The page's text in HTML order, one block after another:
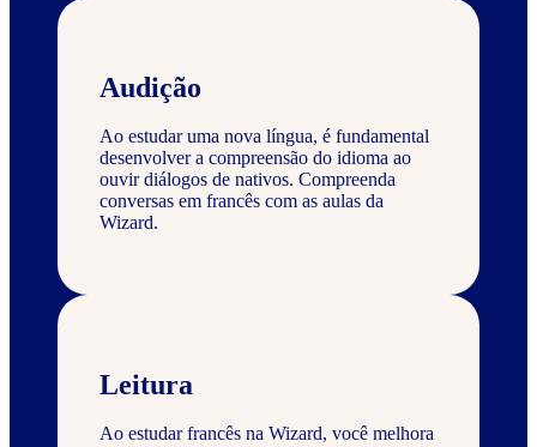
Audição
Ao estudar uma nova língua, é fundamental
desenvolver a compreensão do idioma ao
ouvir diálogos de nativos. Compreenda
conversas em francês com as aulas da
Wizard.
Leitura
Ao estudar francês na Wizard, você melhora